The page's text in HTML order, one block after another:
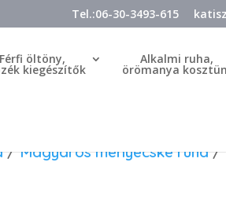
Tel.:06-30-3493-615
Férfi öltöny,
kiegészítők
Alkalmi ruha,
örömanya
/Magyaros menyecske ruha/